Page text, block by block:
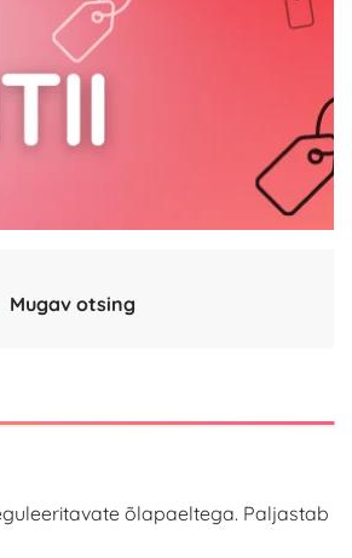
Mugav otsing
õlapaeltega. Paljastab